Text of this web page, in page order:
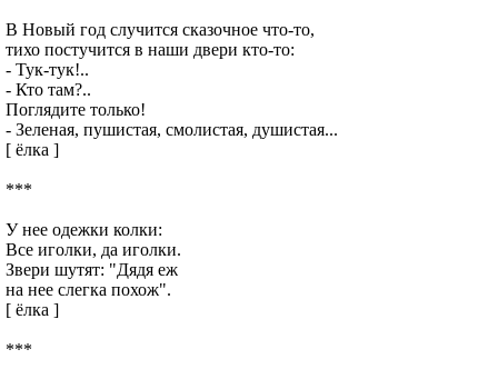
В Новый год случится сказочное что-то,
тихо постучится в наши двери кто-то:
- Тук-тук!..
- Кто там?..
Поглядите только!
- Зеленая, пушистая, смолистая, душистая...
[ ёлка ]
***
У нее одежки колки:
Все иголки, да иголки.
Звери шутят: "Дядя еж
на нее слегка похож".
[ ёлка ]
***